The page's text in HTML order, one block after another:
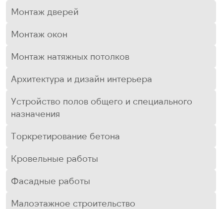
Монтаж дверей
Монтаж окон
Монтаж натяжных потолков
Архитектура и дизайн интерьера
Устройство полов общего и специального
назначения
Торкретирование бетона
Кровельные работы
Фасадные работы
Малоэтажное строительство